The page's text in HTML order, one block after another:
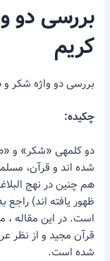
بررسی دو
کریم
بررسی دو واژه شکر و
چکیده:
دو کلمه­ی «شکر» و
شده اند و قرآن،
هم چنین در نهج
ظهور یافته اند)
است. در این مقاله ،
قرآن مجید و از نظر
شده است.